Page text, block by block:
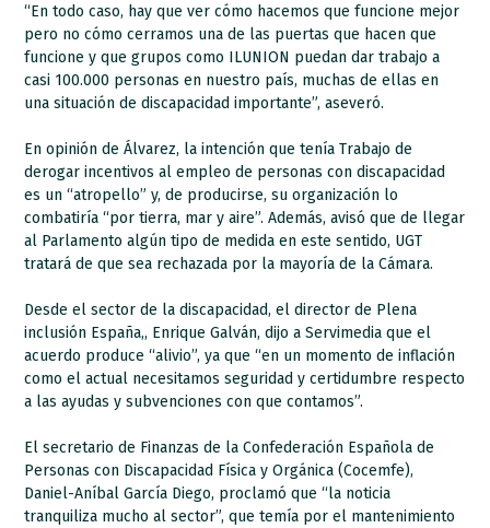
“En todo caso, hay que ver cómo hacemos que funcione mejor
pero no cómo cerramos una de las puertas que hacen que
funcione y que grupos como ILUNION puedan dar trabajo a
casi 100.000 personas en nuestro país, muchas de ellas en
una situación de discapacidad importante”, aseveró.
En opinión de Álvarez, la intención que tenía Trabajo de
derogar incentivos al empleo de personas con discapacidad
es un “atropello” y, de producirse, su organización lo
combatiría “por tierra, mar y aire”. Además, avisó que de llegar
al Parlamento algún tipo de medida en este sentido, UGT
tratará de que sea rechazada por la mayoría de la Cámara.
Desde el sector de la discapacidad, el director de Plena
inclusión España,, Enrique Galván, dijo a Servimedia que el
acuerdo produce “alivio”, ya que “en un momento de inflación
como el actual necesitamos seguridad y certidumbre respecto
a las ayudas y subvenciones con que contamos”.
El secretario de Finanzas de la Confederación Española de
Personas con Discapacidad Física y Orgánica (Cocemfe),
Daniel-Aníbal García Diego, proclamó que “la noticia
tranquiliza mucho al sector”, que temía por el mantenimiento